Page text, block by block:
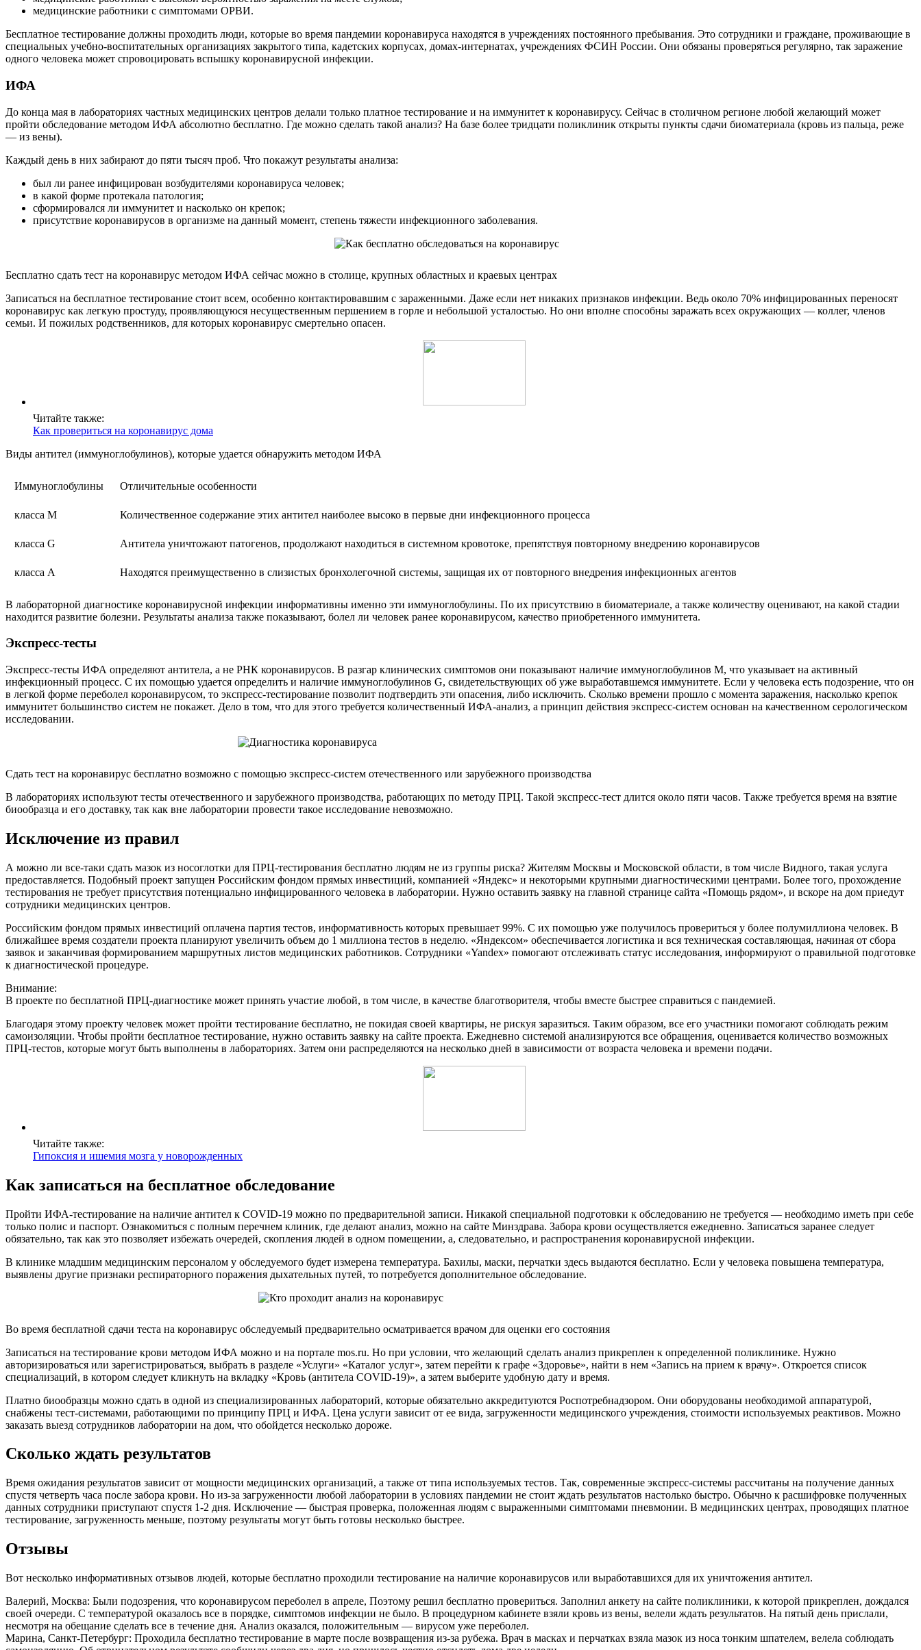
медицинские работники с симптомами ОРВИ.
Бесплатное тестирование должны проходить люди, которые во время пандемии коронавируса находятся в учреждениях постоянного пребывания. Это сотрудники и граждане, проживающие в
специальных учебно-воспитательных организациях закрытого типа, кадетских корпусах, домах-интернатах, учреждениях ФСИН России. Они обязаны проверяться регулярно, так заражение
одного человека может спровоцировать вспышку коронавирусной инфекции.
ИФА
До конца мая в лабораториях частных медицинских центров делали только платное тестирование и на иммунитет к коронавирусу. Сейчас в столичном регионе любой желающий может
пройти обследование методом ИФА абсолютно бесплатно. Где можно сделать такой анализ? На базе более тридцати поликлиник открыты пункты сдачи биоматериала (кровь из пальца, реже
— из вены).
Каждый день в них забирают до пяти тысяч проб. Что покажут результаты анализа:
был ли ранее инфицирован возбудителями коронавируса человек;
в какой форме протекала патология;
сформировался ли иммунитет и насколько он крепок;
присутствие коронавирусов в организме на данный момент, степень тяжести инфекционного заболевания.
Бесплатно сдать тест на коронавирус методом ИФА сейчас можно в столице, крупных областных и краевых центрах
Записаться на бесплатное тестирование стоит всем, особенно контактировавшим с зараженными. Даже если нет никаких признаков инфекции. Ведь около 70% инфицированных переносят
коронавирус как легкую простуду, проявляющуюся несущественным першением в горле и небольшой усталостью. Но они вполне способны заражать всех окружающих — коллег, членов
семьи. И пожилых родственников, для которых коронавирус смертельно опасен.
Читайте также:
Как провериться на коронавирус дома
Виды антител (иммуноглобулинов), которые удается обнаружить методом ИФА
Иммуноглобулины Отличительные особенности
класса М Количественное содержание этих антител наиболее высоко в первые дни инфекционного процесса
класса G Антитела уничтожают патогенов, продолжают находиться в системном кровотоке, препятствуя повторному внедрению коронавирусов
класса А Находятся преимущественно в слизистых бронхолегочной системы, защищая их от повторного внедрения инфекционных агентов
В лабораторной диагностике коронавирусной инфекции информативны именно эти иммуноглобулины. По их присутствию в биоматериале, а также количеству оценивают, на какой стадии
находится развитие болезни. Результаты анализа также показывают, болел ли человек ранее коронавирусом, качество приобретенного иммунитета.
Экспресс-тесты
Экспресс-тесты ИФА определяют антитела, а не РНК коронавирусов. В разгар клинических симптомов они показывают наличие иммуноглобулинов M, что указывает на активный
инфекционный процесс. С их помощью удается определить и наличие иммуноглобулинов G, свидетельствующих об уже выработавшемся иммунитете. Если у человека есть подозрение, что он
в легкой форме переболел коронавирусом, то экспресс-тестирование позволит подтвердить эти опасения, либо исключить. Сколько времени прошло с момента заражения, насколько крепок
иммунитет большинство систем не покажет. Дело в том, что для этого требуется количественный ИФА-анализ, а принцип действия экспресс-систем основан на качественном серологическом
исследовании.
Сдать тест на коронавирус бесплатно возможно с помощью экспресс-систем отечественного или зарубежного производства
В лабораториях используют тесты отечественного и зарубежного производства, работающих по методу ПРЦ. Такой экспресс-тест длится около пяти часов. Также требуется время на взятие
биообразца и его доставку, так как вне лаборатории провести такое исследование невозможно.
Исключение из правил
А можно ли все-таки сдать мазок из носоглотки для ПРЦ-тестирования бесплатно людям не из группы риска? Жителям Москвы и Московской области, в том числе Видного, такая услуга
предоставляется. Подобный проект запущен Российским фондом прямых инвестиций, компанией «Яндекс» и некоторыми крупными диагностическими центрами. Более того, прохождение
тестирования не требует присутствия потенциально инфицированного человека в лаборатории. Нужно оставить заявку на главной странице сайта «Помощь рядом», и вскоре на дом приедут
сотрудники медицинских центров.
Российским фондом прямых инвестиций оплачена партия тестов, информативность которых превышает 99%. С их помощью уже получилось провериться у более полумиллиона человек. В
ближайшее время создатели проекта планируют увеличить объем до 1 миллиона тестов в неделю. «Яндексом» обеспечивается логистика и вся техническая составляющая, начиная от сбора
заявок и заканчивая формированием маршрутных листов медицинских работников. Сотрудники «Yandex» помогают отслеживать статус исследования, информируют о правильной подготовке
к диагностической процедуре.
Внимание:
В проекте по бесплатной ПРЦ-диагностике может принять участие любой, в том числе, в качестве благотворителя, чтобы вместе быстрее справиться с пандемией.
Благодаря этому проекту человек может пройти тестирование бесплатно, не покидая своей квартиры, не рискуя заразиться. Таким образом, все его участники помогают соблюдать режим
самоизоляции. Чтобы пройти бесплатное тестирование, нужно оставить заявку на сайте проекта. Ежедневно системой анализируются все обращения, оценивается количество возможных
ПРЦ-тестов, которые могут быть выполнены в лабораториях. Затем они распределяются на несколько дней в зависимости от возраста человека и времени подачи.
Читайте также:
Гипоксия и ишемия мозга у новорожденных
Как записаться на бесплатное обследование
Пройти ИФА-тестирование на наличие антител к COVID-19 можно по предварительной записи. Никакой специальной подготовки к обследованию не требуется — необходимо иметь при себе
только полис и паспорт. Ознакомиться с полным перечнем клиник, где делают анализ, можно на сайте Минздрава. Забора крови осуществляется ежедневно. Записаться заранее следует
обязательно, так как это позволяет избежать очередей, скопления людей в одном помещении, а, следовательно, и распространения коронавирусной инфекции.
В клинике младшим медицинским персоналом у обследуемого будет измерена температура. Бахилы, маски, перчатки здесь выдаются бесплатно. Если у человека повышена температура,
выявлены другие признаки респираторного поражения дыхательных путей, то потребуется дополнительное обследование.
Во время бесплатной сдачи теста на коронавирус обследуемый предварительно осматривается врачом для оценки его состояния
Записаться на тестирование крови методом ИФА можно и на портале mos.ru. Но при условии, что желающий сделать анализ прикреплен к определенной поликлинике. Нужно
авторизироваться или зарегистрироваться, выбрать в разделе «Услуги» «Каталог услуг», затем перейти к графе «Здоровье», найти в нем «Запись на прием к врачу». Откроется список
специализаций, в котором следует кликнуть на вкладку «Кровь (антитела COVID-19)», а затем выберите удобную дату и время.
Платно биообразцы можно сдать в одной из специализированных лабораторий, которые обязательно аккредитуются Роспотребнадзором. Они оборудованы необходимой аппаратурой,
снабжены тест-системами, работающими по принципу ПРЦ и ИФА. Цена услуги зависит от ее вида, загруженности медицинского учреждения, стоимости используемых реактивов. Можно
заказать выезд сотрудников лаборатории на дом, что обойдется несколько дороже.
Сколько ждать результатов
Время ожидания результатов зависит от мощности медицинских организаций, а также от типа используемых тестов. Так, современные экспресс-системы рассчитаны на получение данных
спустя четверть часа после забора крови. Но из-за загруженности любой лаборатории в условиях пандемии не стоит ждать результатов настолько быстро. Обычно к расшифровке полученных
данных сотрудники приступают спустя 1-2 дня. Исключение — быстрая проверка, положенная людям с выраженными симптомами пневмонии. В медицинских центрах, проводящих платное
тестирование, загруженность меньше, поэтому результаты могут быть готовы несколько быстрее.
Отзывы
Вот несколько информативных отзывов людей, которые бесплатно проходили тестирование на наличие коронавирусов или выработавшихся для их уничтожения антител.
Валерий, Москва: Были подозрения, что коронавирусом переболел в апреле, Поэтому решил бесплатно провериться. Заполнил анкету на сайте поликлиники, к которой прикреплен, дождался
своей очереди. С температурой оказалось все в порядке, симптомов инфекции не было. В процедурном кабинете взяли кровь из вены, велели ждать результатов. На пятый день прислали,
несмотря на обещание сделать все в течение дня. Анализ оказался, положительным — вирусом уже переболел.
Марина, Санкт-Петербург: Проходила бесплатно тестирование в марте после возвращения из-за рубежа. Врач в масках и перчатках взяла мазок из носа тонким шпателем, велела соблюдать